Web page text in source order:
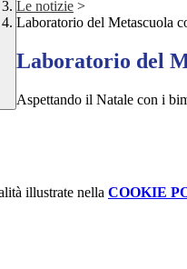
Le notizie >
Laboratorio del Metascuola
Laboratorio del
Aspettando il Natale con i
illustrate nella COOKIE